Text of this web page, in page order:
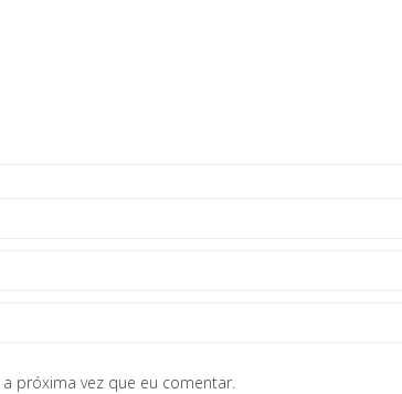
próxima vez que eu comentar.